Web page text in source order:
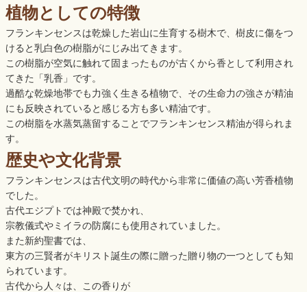
植物としての特徴
フランキンセンスは乾燥した岩山に生育する樹木で、樹皮に傷をつ
けると乳白色の樹脂がにじみ出てきます。
この樹脂が空気に触れて固まったものが古くから香として利用され
てきた「乳香」です。
過酷な乾燥地帯でも力強く生きる植物で、その生命力の強さが精油
にも反映されていると感じる方も多い精油です。
この樹脂を水蒸気蒸留することでフランキンセンス精油が得られま
す。
歴史や文化背景
フランキンセンスは古代文明の時代から非常に価値の高い芳香植物
でした。
古代エジプトでは神殿で焚かれ、
宗教儀式やミイラの防腐にも使用されていました。
また新約聖書では、
東方の三賢者がキリスト誕生の際に贈った贈り物の一つとしても知
られています。
古代から人々は、この香りが